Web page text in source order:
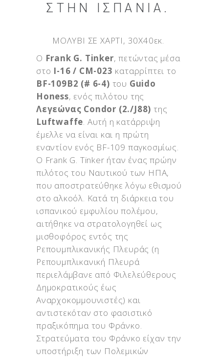
ΣΤΗΝ ΙΣΠΑΝΊΑ.
ΜΟΛΥΒΙ ΣΕ ΧΑΡΤΙ, 30X40εκ.
O Frank G. Tinker, πετώντας μέσα
στο I-16 / CM-023 καταρρίπτει το
BF-109B2 (# 6-4) του Guido
Honess, ενός πιλότου της
Λεγεώνας Condor (2./J88) της
Luftwaffe. Αυτή η κατάρριψη
έμελλε να είναι και η πρώτη
εναντίον ενός BF-109 παγκοσμίως.
Ο Frank G. Tinker ήταν ένας πρώην
πιλότος του Ναυτικού των ΗΠΑ,
που αποστρατεύθηκε λόγω εθισμού
στο αλκοόλ. Κατά τη διάρκεια του
ισπανικού εμφυλίου πολέμου,
αιτήθηκε να στρατολογηθεί ως
μισθοφόρος εντός της
Ρεπουμπλικανικής Πλευράς (η
Ρεπουμπλικανική Πλευρά
περιελάμβανε από Φιλελεύθερους
Δημοκρατικούς έως
Αναρχοκομμουνιστές) και
αντιστεκόταν στο φασιστικό
πραξικόπημα του Φράνκο.
Στρατεύματα του Φράνκο είχαν την
υποστήριξη των Πολεμικών